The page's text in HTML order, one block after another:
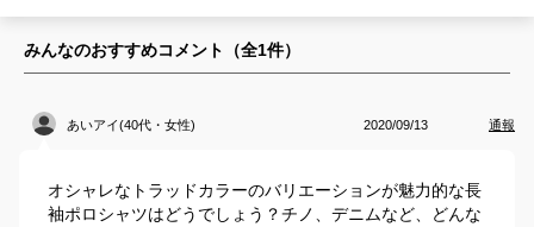
みんなのおすすめコメント（全1件）
あいアイ(40代・女性) 2020/09/13 通報
オシャレなトラッドカラーのバリエーションが魅力的な長
袖ポロシャツはどうでしょう？チノ、デニムなど、どんな